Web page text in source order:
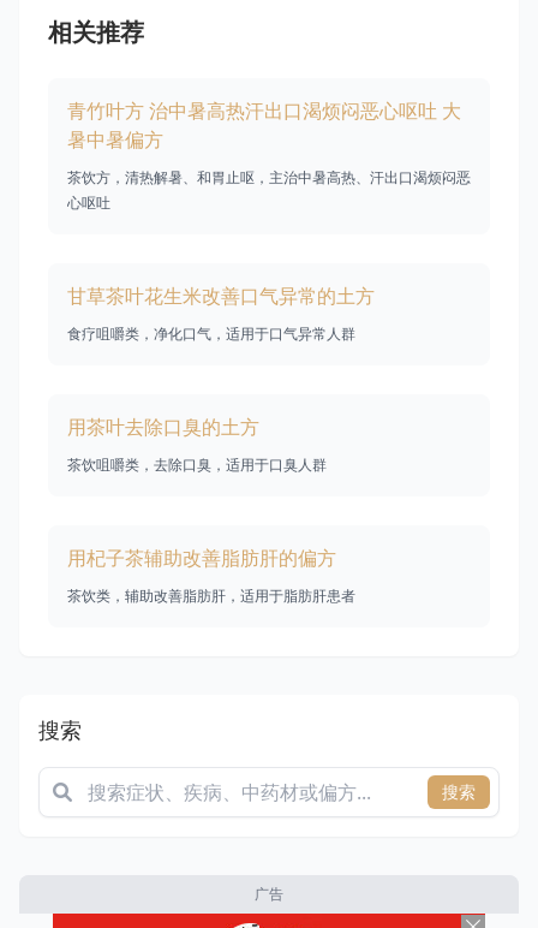
相关推荐
青竹叶方 治中暑高热汗出口渴烦闷恶心呕吐 大
暑中暑偏方
茶饮方，清热解暑、和胃止呕，主治中暑高热、汗出口渴烦闷恶
心呕吐
甘草茶叶花生米改善口气异常的土方
食疗咀嚼类，净化口气，适用于口气异常人群
用茶叶去除口臭的土方
茶饮咀嚼类，去除口臭，适用于口臭人群
用杞子茶辅助改善脂肪肝的偏方
茶饮类，辅助改善脂肪肝，适用于脂肪肝患者
搜索
搜索
广告